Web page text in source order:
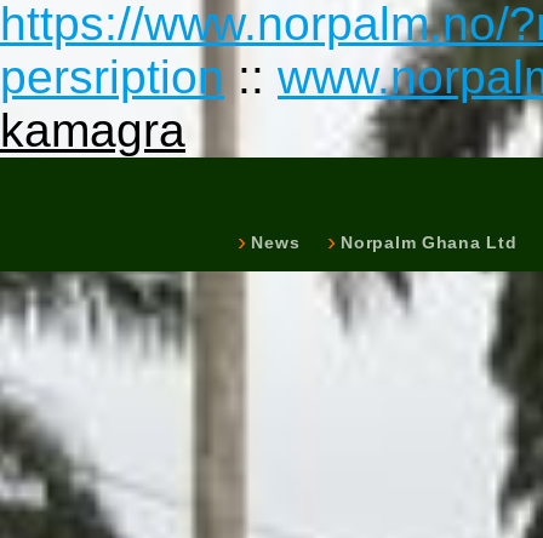
https://www.norpalm.no/
persription ::
kamagra
News Norpalm Ghana Ltd